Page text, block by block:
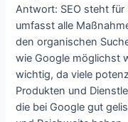
Antwort: SEO steht
umfasst alle
den organischen
wie Google möglichst
wichtig, da viele
Produkten und
die bei Google gut